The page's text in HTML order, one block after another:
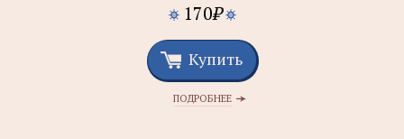
170₽
Купить
ПОДРОБНЕЕ